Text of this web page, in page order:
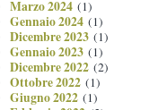
Marzo 2024 (1)
Gennaio 2024 (1)
Dicembre 2023 (1)
Gennaio 2023 (1)
Dicembre 2022 (2)
Ottobre 2022 (1)
Giugno 2022 (1)